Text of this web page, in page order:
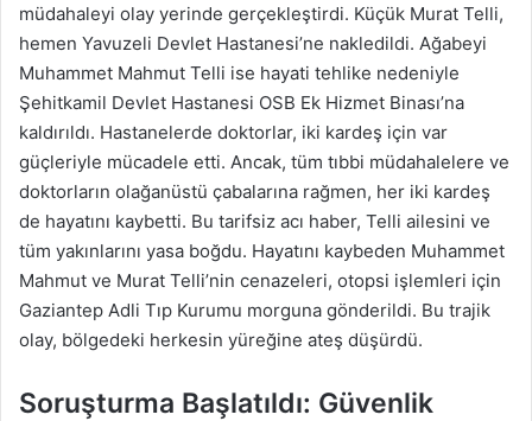
müdahaleyi olay yerinde gerçekleştirdi. Küçük Murat Telli,
hemen Yavuzeli Devlet Hastanesi’ne nakledildi. Ağabeyi
Muhammet Mahmut Telli ise hayati tehlike nedeniyle
Şehitkamil Devlet Hastanesi OSB Ek Hizmet Binası’na
kaldırıldı. Hastanelerde doktorlar, iki kardeş için var
güçleriyle mücadele etti. Ancak, tüm tıbbi müdahalelere ve
doktorların olağanüstü çabalarına rağmen, her iki kardeş
de hayatını kaybetti. Bu tarifsiz acı haber, Telli ailesini ve
tüm yakınlarını yasa boğdu. Hayatını kaybeden Muhammet
Mahmut ve Murat Telli’nin cenazeleri, otopsi işlemleri için
Gaziantep Adli Tıp Kurumu morguna gönderildi. Bu trajik
olay, bölgedeki herkesin yüreğine ateş düşürdü.
Soruşturma Başlatıldı: Güvenlik